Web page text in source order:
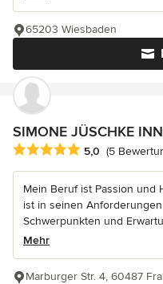
65203 Wiesbaden
SIMONE JÜSCHKE
Durchschnittliche
5,0 (5
Mein Beruf ist Passion und
ist in seinen
Schwerpunkten und
Mehr
Marburger Str. 4, 60487